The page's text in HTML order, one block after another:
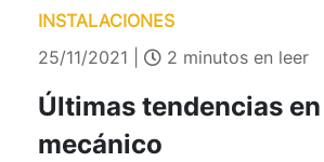
INSTALACIONES
25/11/2021 |
2 minutos en leer
Últimas tendencias
mecánico